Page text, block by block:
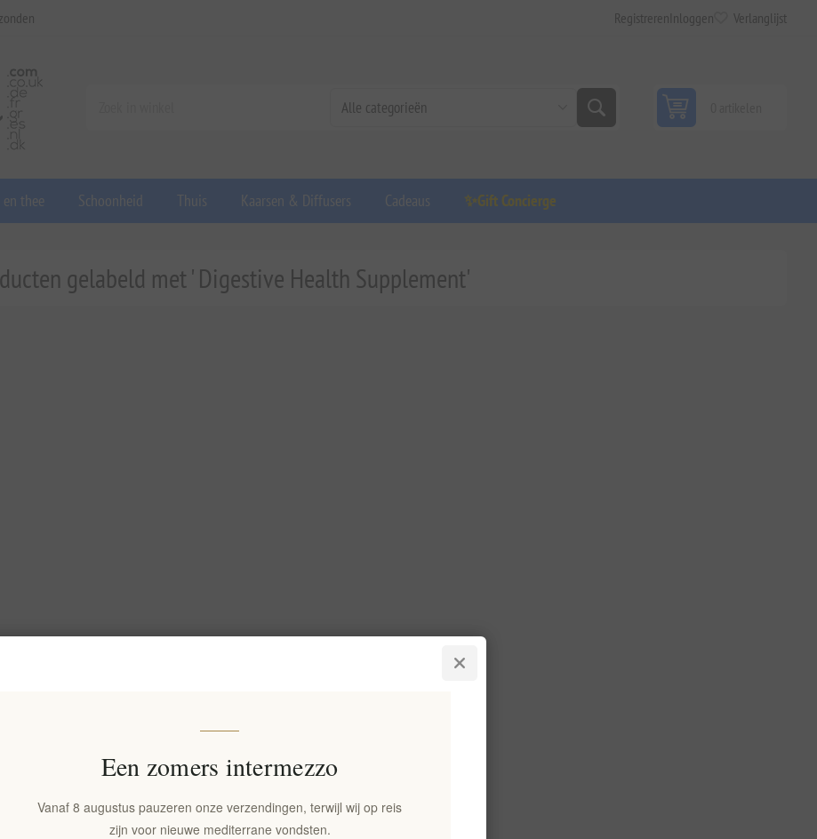
Registreren Inloggen Verlanglijst
thee Schoonheid Thuis Kaarsen & Diffusers Cadeaus ✨Gift Concierge
gelabeld met ' Digestive Health Supplement'
Een zomers intermezzo
Vanaf 8 augustus pauzeren onze verzendingen, terwijl wij op reis
zijn voor nieuwe mediterrane vondsten.